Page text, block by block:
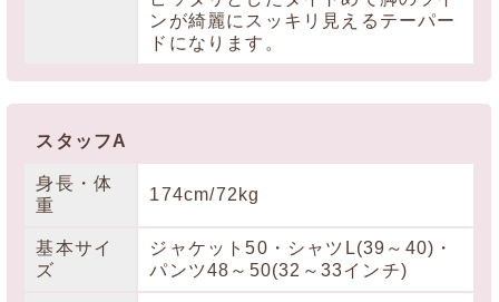
ンが綺麗にスッキリ見えるテーパー
ドになります。
スタッフA
身長・体
重
174cm/72kg
基本サイ
ズ
ジャケット50・シャツL(39～40)・
パンツ48～50(32～33インチ)